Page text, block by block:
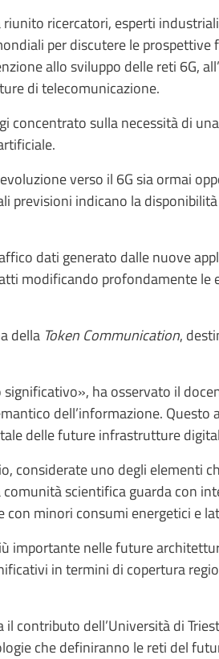
riunito ricercatori, esperti
per discutere le
allo sviluppo delle reti 6G,
di telecomunicazione.
sulla necessità di
verso il 6G sia ormai
previsioni indicano la
dati generato dalle nuove
modificando profondamente le
della Token Communication,
ha osservato il
dell’informazione. Questo
delle future infrastrutture
considerate uno degli elementi
scientifica guarda con
minori consumi energetici e
importante nelle future
in termini di copertura
contributo dell’Università di
che definiranno le reti del